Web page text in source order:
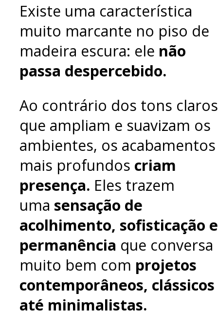
Existe uma característica
muito marcante no piso de
madeira escura: ele não
passa despercebido.
Ao contrário dos tons
que ampliam e suavizam os
ambientes, os acabamentos
mais profundos criam
presença. Eles trazem
uma sensação de
acolhimento, sofisticação e
permanência que conversa
muito bem com projetos
contemporâneos, clássicos
até minimalistas.